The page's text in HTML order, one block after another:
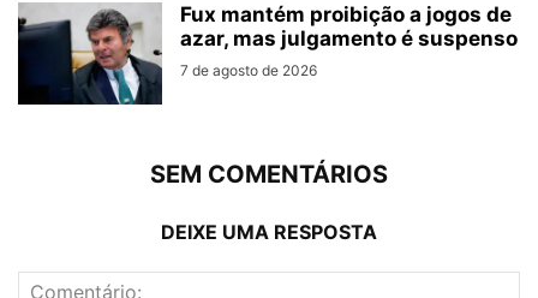
Fux mantém proibição a jogos de
azar, mas julgamento é suspenso
7 de agosto de 2026
SEM COMENTÁRIOS
DEIXE UMA RESPOSTA